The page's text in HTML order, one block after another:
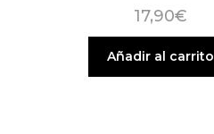
17,90€
Añadir al carrito